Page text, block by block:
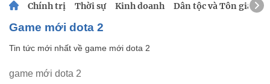
Chính trị Thời sự Kinh doanh Dân tộc và Tôn giáo
game mới dota 2
Tin tức mới nhất về game mới dota 2
game mới dota 2